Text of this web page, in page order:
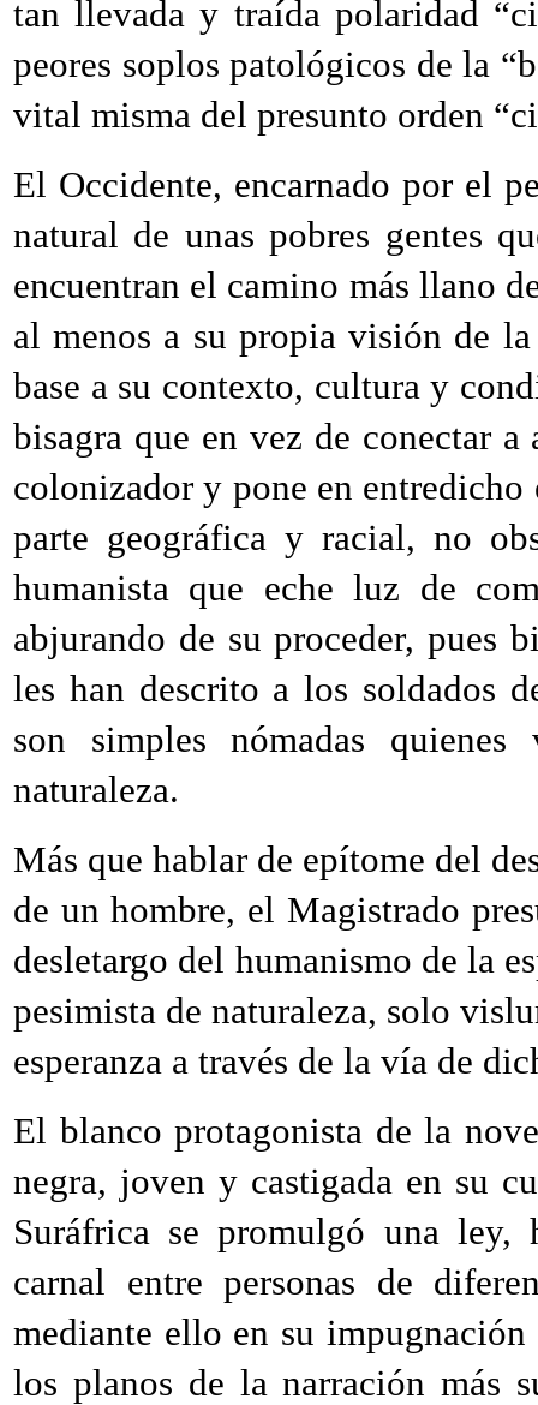
tan llevada y traída polaridad
peores soplos patológicos de la
vital misma del presunto orden
El Occidente, encarnado por el
natural de unas pobres gentes
encuentran el camino más llano
al menos a su propia visión de
base a su contexto, cultura y
bisagra que en vez de conectar
colonizador y pone en
parte geográfica y racial, no
humanista que eche luz de
abjurando de su proceder, pues
les han descrito a los soldados
son simples nómadas
naturaleza.
Más que hablar de epítome del
de un hombre, el Magistrado
desletargo del humanismo de la
pesimista de naturaleza, solo
esperanza a través de la vía de
El blanco protagonista de la
negra, joven y castigada en su
Suráfrica se promulgó una ley,
carnal entre personas de
mediante ello en su
los planos de la narración más